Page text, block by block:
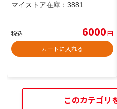
マイストア在庫： 3881
税込 6000円
カートに入れる
このカテゴリ